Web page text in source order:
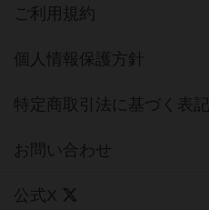
ご利用規約
個人情報保護方針
特定商取引法に基づく表記
お問い合わせ
公式X